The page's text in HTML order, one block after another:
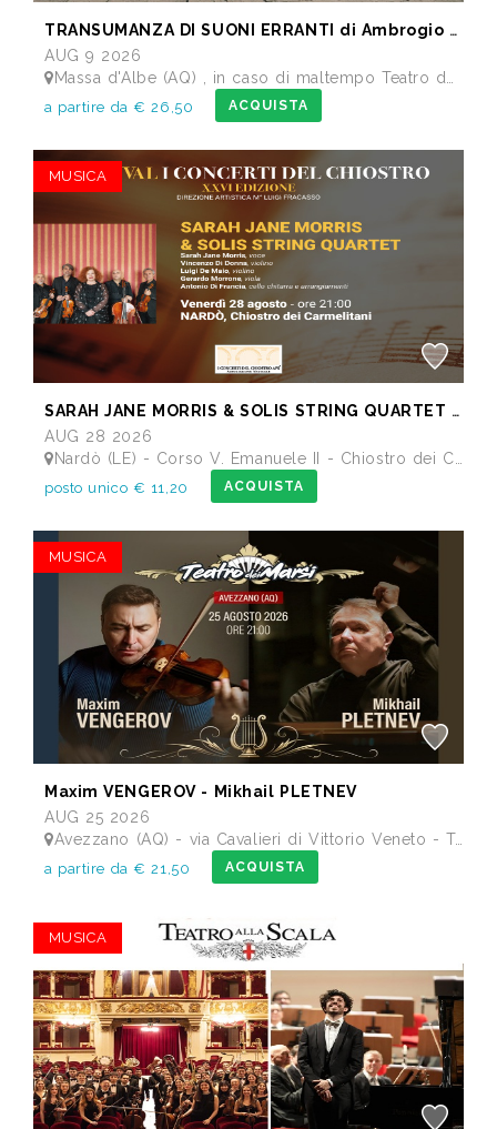
TRANSUMANZA DI SUONI ERRANTI di Ambrogio Sparagna
AUG 9 2026
Massa d'Albe (AQ) , in caso di maltempo Teatro dei Marsi Avezzano AQ - Anfiteatro Romano di Alba Fucens
a partire da € 26,50 ACQUISTA
MUSICA
SARAH JANE MORRIS & SOLIS STRING QUARTET - Festival I Concerti del Chiostro
AUG 28 2026
Nardò (LE) - Corso V. Emanuele II - Chiostro dei Carmelitani
posto unico € 11,20 ACQUISTA
MUSICA
Maxim VENGEROV - Mikhail PLETNEV
AUG 25 2026
Avezzano (AQ) - via Cavalieri di Vittorio Veneto - Teatro dei Marsi
a partire da € 21,50 ACQUISTA
MUSICA